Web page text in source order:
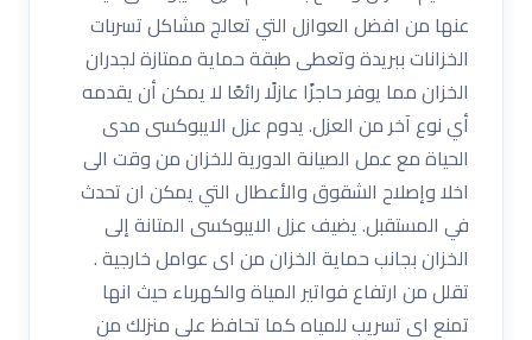
عنها من افضل العوازل التي تعالج مشاكل تسربات
الخزانات ببريدة وتعطى طبقة حماية ممتازة لجدران
الخزان مما يوفر حاجزًا عازلًا رائعًا لا يمكن أن يقدمه
أي نوع آخر من العزل. يدوم عزل الايبوكسى مدى
الحياة مع عمل الصيانة الدورية للخزان من وقت الى
اخلا وإصلاح الشقوق والأعطال التي يمكن ان تحدث
في المستقبل. يضيف عزل الايبوكسى المتانة إلى
الخزان بجانب حماية الخزان من اى عوامل خارجية .
تقلل من ارتفاع فواتير المياة والكهرباء حيث انها
تمنع اى تسريب للمياه كما تحافظ على منزلك من